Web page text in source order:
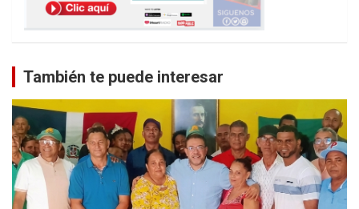
También te puede interesar